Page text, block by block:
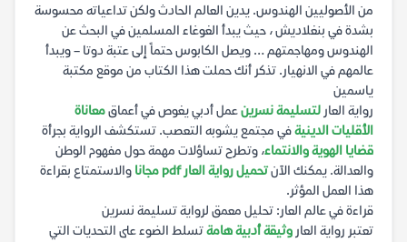
من الأصوليين الهندوس. يدين العالم الحادث ولكن تداعياته محسوسة
بشدة في بنغلاديش ، حيث يبدأ الغوغاء المسلمين في البحث عن
الهندوس ومهاجمتهم … ويصل الكابوس حتماً إلى عتبة دوتا – ويبدأ
عالمهم في الانهيار. تذكر أنك حملت هذا الكتاب من موقع مكتبة
ياسمين
رواية العار لتسليمة نسرينعمل أدبي يغوص في أعماقمعاناة
الأقليات الدينيةفي مجتمع يشوبه التعصب. تستكشف الرواية بجرأة
قضايا الهوية والانتماء، وتطرح تساؤلات مهمة حول مفهوم الوطن
والعدالة. يمكنك الآنتحميل رواية العار pdf مجانا
والاستمتاع بقراءة
هذا العمل المؤثر.
قراءة في عالم العار: تحليل معمق لرواية تسليمة نسرين
تعتبر رواية العار وثيقة أدبية هامةتسلط الضوء على التحديات التي